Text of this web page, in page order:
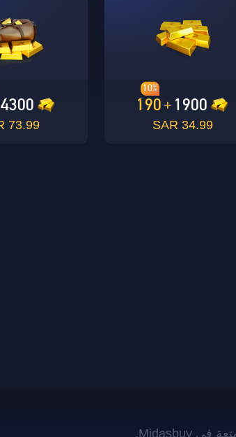
1900
+
190
10%
34.99 SAR
4300
73.99 SAR